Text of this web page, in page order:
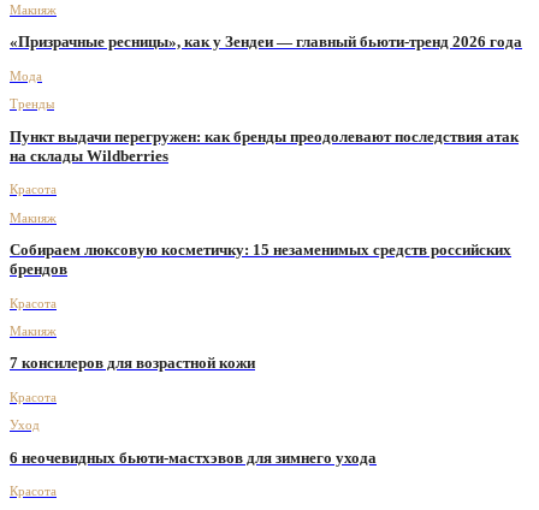
Макияж
«Призрачные ресницы», как у Зендеи — главный бьюти-тренд 2026 года
Мода
Тренды
Пункт выдачи перегружен: как бренды преодолевают последствия атак
на склады Wildberries
Красота
Макияж
Собираем люксовую косметичку: 15 незаменимых средств российских
брендов
Красота
Макияж
7 консилеров для возрастной кожи
Красота
Уход
6 неочевидных бьюти-мастхэвов для зимнего ухода
Красота